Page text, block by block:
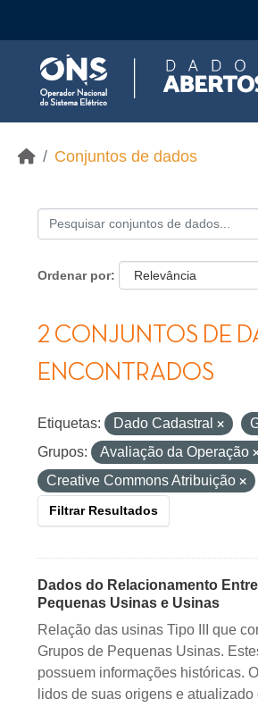
Conjuntos de dados
Ordenar por
2 CONJUNTOS DE
ENCONTRADOS
Etiquetas: Dado Cadastral
Grupos:
Avaliação da Operação
Creative Commons Atribuição
Filtrar Resultados
Dados do Relacionamento
Pequenas Usinas e Usinas
Relação das usinas Tipo III que
Grupos de Pequenas Usinas.
possuem informações históricas.
lidos de suas origens e atualizado